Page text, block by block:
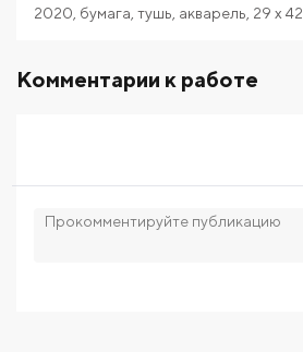
2020 бумага тушь акварель 29 x 42
Комментарии к работе